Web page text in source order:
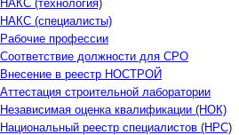
НАКС (технология)
НАКС (специалисты)
Рабочие профессии
Соответствие должности для СРО
Внесение в реестр НОСТРОЙ
Аттестация строительной лаборатории
Независимая оценка квалификации (НОК)
Национальный реестр специалистов (НРС)